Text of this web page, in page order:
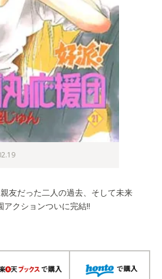
友だった二人の過去、そして未来
クションついに完結!!